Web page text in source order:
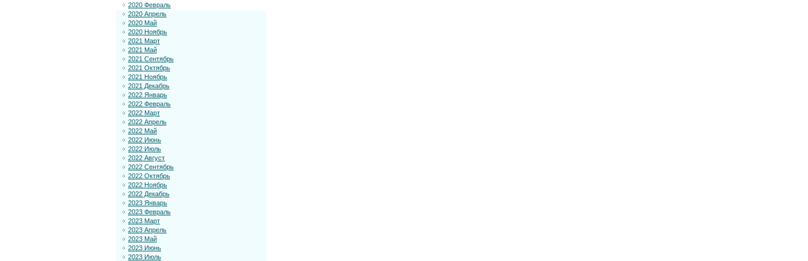
2020 Февраль
2020 Апрель
2020 Май
2020 Ноябрь
2021 Март
2021 Май
2021 Сентябрь
2021 Октябрь
2021 Ноябрь
2021 Декабрь
2022 Январь
2022 Февраль
2022 Март
2022 Апрель
2022 Май
2022 Июнь
2022 Июль
2022 Август
2022 Сентябрь
2022 Октябрь
2022 Ноябрь
2022 Декабрь
2023 Январь
2023 Февраль
2023 Март
2023 Апрель
2023 Май
2023 Июнь
2023 Июль